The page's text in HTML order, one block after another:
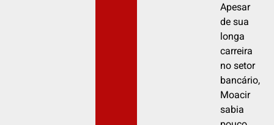
Apesar
de sua
longa
carreira
no setor
bancário,
Moacir
sabia